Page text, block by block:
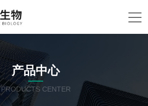
产品中心
PRODUCTS CENTER